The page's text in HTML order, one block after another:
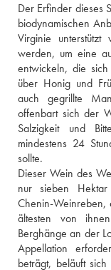
Der Erfinder dieses
biodynamischen
Virginie
werden, um eine
entwickeln, die
über Honig und
auch gegrillte
offenbart sich der
Salzigkeit und
mindestens 24
sollte.
Dieser Wein des
nur sieben
Chenin-Weinreben,
ältesten von
Berghänge an der
Appellation
beträgt, beläuft